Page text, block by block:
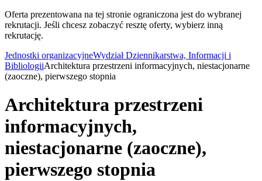
Oferta prezentowana na tej stronie ograniczona jest do wybranej
rekrutacji. Jeśli chcesz zobaczyć resztę oferty, wybierz inną
rekrutację.
Jednostki organizacyjneWydział Dziennikarstwa, Informacji i
BibliologiiArchitektura przestrzeni informacyjnych, niestacjonarne
(zaoczne), pierwszego stopnia
Architektura przestrzeni
informacyjnych,
niestacjonarne (zaoczne),
pierwszego stopnia